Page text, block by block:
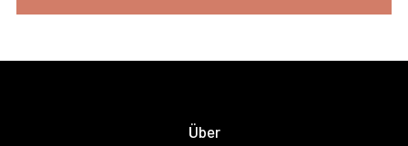
Über